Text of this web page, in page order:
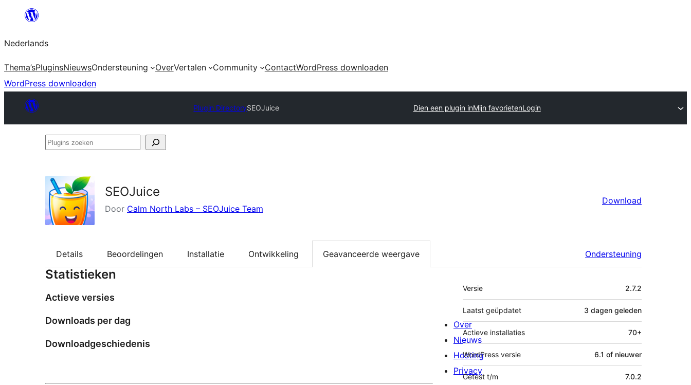
de
inhoud
Nederlands
Thema’sPluginsNieuwsOndersteuning OverVertalen Community ContactWordPress downloaden
WordPress downloaden
Plugin DirectorySEOJuice Dien een plugin inMijn favorietenLogin
Plugins
SEOJuice
Door Calm North Labs – SEOJuice Team
Download
Details Beoordelingen Installatie Ontwikkeling Geavanceerde weergave Ondersteuning
Statistieken
Actieve versies
Downloads per dag
Downloadgeschiedenis
Meta
Versie 2.7.2
Laatst geüpdatet 3 dagen geleden
Actieve installaties 70+
WordPress versie 6.1 of nieuwer
Getest t/m 7.0.2
Over
Nieuws
Hosting
Privacy